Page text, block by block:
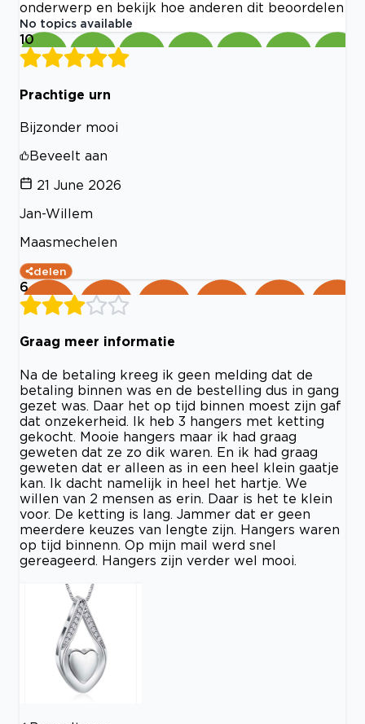
onderwerp en bekijk hoe anderen dit beoordelen
No topics available
10
Prachtige urn
Bijzonder mooi
Beveelt aan
21 June 2026
Jan-Willem
Maasmechelen
delen
6
Graag meer informatie
Na de betaling kreeg ik geen melding dat de
betaling binnen was en de bestelling dus in gang
gezet was. Daar het op tijd binnen moest zijn gaf
dat onzekerheid. Ik heb 3 hangers met ketting
gekocht. Mooie hangers maar ik had graag
geweten dat ze zo dik waren. En ik had graag
geweten dat er alleen as in een heel klein gaatje
kan. Ik dacht namelijk in heel het hartje. We
willen van 2 mensen as erin. Daar is het te klein
voor. De ketting is lang. Jammer dat er geen
meerdere keuzes van lengte zijn. Hangers waren
op tijd binnenn. Op mijn mail werd snel
gereageerd. Hangers zijn verder wel mooi.